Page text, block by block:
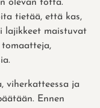
olevan totta.
tietää, että kas,
lajikkeet maistuvat
tomaatteja,
viherkatteessa ja
Ennen